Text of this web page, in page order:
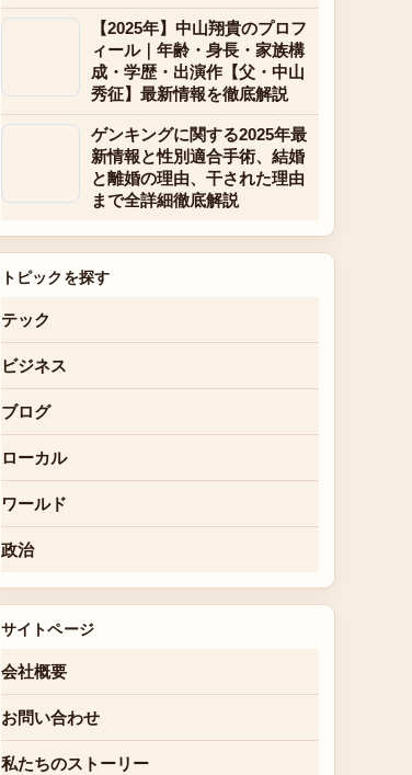
【2025年】中山翔貴のプロフ
ィール｜年齢・身長・家族構
成・学歴・出演作【父・中山
秀征】最新情報を徹底解説
ゲンキングに関する2025年最
新情報と性別適合手術、結婚
と離婚の理由、干された理由
まで全詳細徹底解説
トピックを探す
テック
ビジネス
ブログ
ローカル
ワールド
政治
サイトページ
会社概要
お問い合わせ
私たちのストーリー